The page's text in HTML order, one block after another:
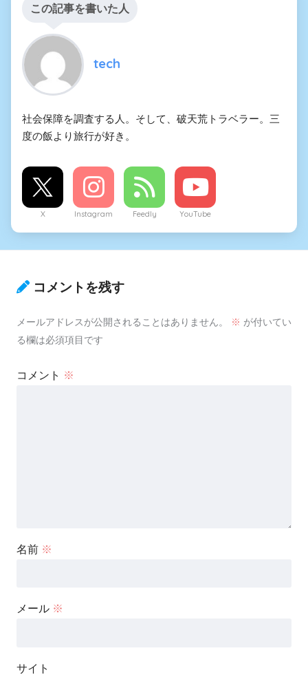
この記事を書いた人
tech
社会保障を調査する人。そして、破天荒トラベラー。三
度の飯より旅行が好き。
X Instagram Feedly YouTube
コメントを残す
メールアドレスが公開されることはありません。 ※ が付いてい
る欄は必須項目です
コメント ※
名前 ※
メール ※
サイト